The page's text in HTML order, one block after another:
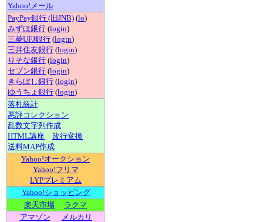
Yahoo!メール
PayPay銀行 (旧JNB) (lo)
みずほ銀行 (login)
三菱UFJ銀行 (login)
三井住友銀行 (login)
りそな銀行 (login)
セブン銀行 (login)
きらぼし銀行 (login)
ゆうちょ銀行 (login)
落札統計
悪評コレクション
乱数文字列作成
HTML講座
改行変換
送料MAP作成
Yahoo!オークション
Yahoo!フリマ
LYPプレミアム
Yahoo!ショッピング
楽天市場
ラクマ
アマゾン
メルカリ